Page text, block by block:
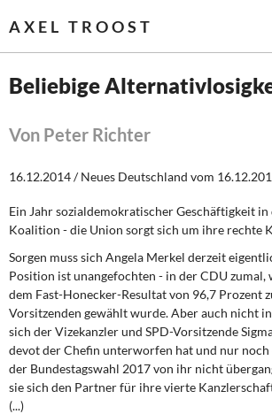
AXEL TROOST
Leitlinien linker Wirtschafts- und
Steuer- und Finanzpolitik
Öffentliche Infrastruktur und
Eurokrise und Griechenland
Beliebige
Von Peter Richter
16.12.2014 / Neues Deutschland vom
Ein Jahr sozialdemokratischer Geschäftigkeit
Koalition - die Union sorgt sich um ihre rechte
Sorgen muss sich Angela Merkel derzeit
Position ist unangefochten - in der CDU zumal,
dem Fast-Honecker-Resultat von 96,7 Prozent
Vorsitzenden gewählt wurde. Aber auch nicht
sich der Vizekanzler und SPD-Vorsitzende
devot der Chefin unterworfen hat und nur noch
der Bundestagswahl 2017 von ihr nicht
sie sich den Partner für ihre vierte
(...)